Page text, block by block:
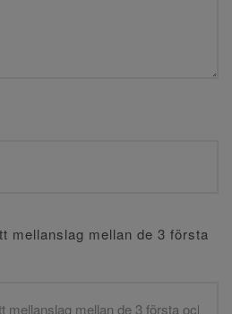
mellanslag mellan de 3 första